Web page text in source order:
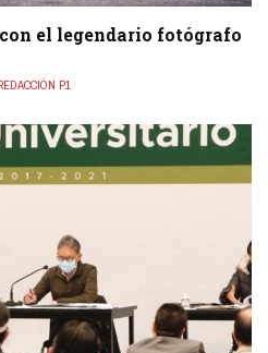
el legendario fotógrafo
P1